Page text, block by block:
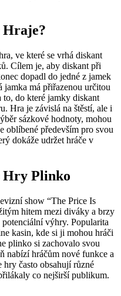
Hraje?
ve které se vrhá diskant
Cílem je, aby diskant při
dopadl do jedné z jamek
jamka má přiřazenou určitou
do které jamky diskant
Hra je závislá na štěstí, ale i
sázkové hodnoty, mohou
především pro svou
dokáže udržet hráče v
Hry Plinko
show “The Price Is
hitem mezi diváky a brzy
potenciální výhry. Popularita
kasin, kde si ji mohou hráči
plinko si zachovalo svou
nabízí hráčům nové funkce a
často obsahují různé
co nejširší publikum.